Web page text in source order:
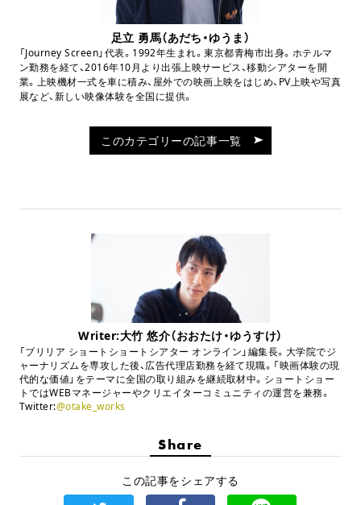
足立 勇馬（あだち・ゆうま）
「Journey Screen」代表。1992年生まれ。東京都青梅市出身。ホテルマ
ン勤務を経て、2016年10月より出張上映サービス、移動シアターを開
業。上映機材一式を車に積み、屋外での映画上映をはじめ、PV上映や写真
展など、新しい映像体験を全国に提供。
このカテゴリーの記事一覧
Writer:大竹 悠介（おおたけ・ゆうすけ）
「ブリリア ショートショートシアター オンライン」編集長。大学院でジ
ャーナリズムを専攻した後、広告代理店勤務を経て現職。「映画体験の現
代的な価値」をテーマに全国の取り組みを継続取材中。ショートショー
トではWEBマネージャーやクリエイターコミュニティの運営を兼務。
Twitter:@otake_works
Share
この記事をシェアする